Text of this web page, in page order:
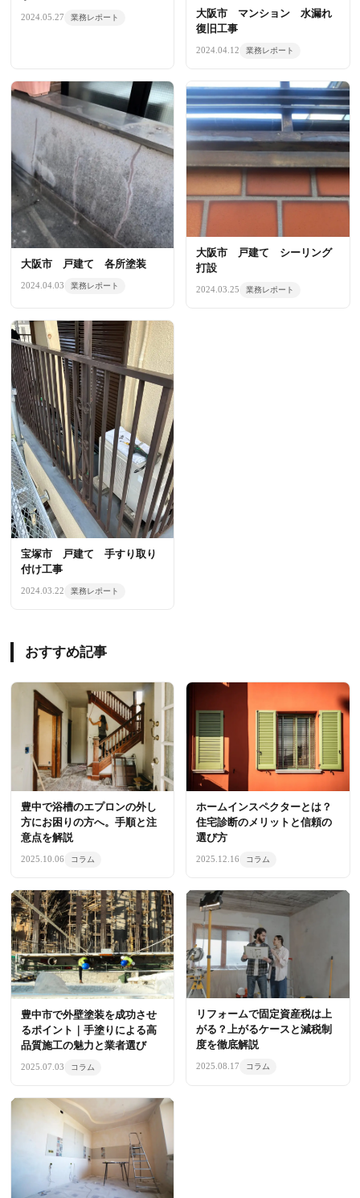
2024.05.27 業務レポート
大阪市 マンション 水漏れ
復旧工事
2024.04.12 業務レポート
大阪市 戸建て 各所塗装
2024.04.03 業務レポート
大阪市 戸建て シーリング
打設
2024.03.25 業務レポート
宝塚市 戸建て 手すり取り
付け工事
2024.03.22 業務レポート
おすすめ記事
豊中で浴槽のエプロンの外し
方にお困りの方へ。手順と注
意点を解説
2025.10.06 コラム
ホームインスペクターとは？
住宅診断のメリットと信頼の
選び方
2025.12.16 コラム
豊中市で外壁塗装を成功させ
るポイント｜手塗りによる高
品質施工の魅力と業者選び
2025.07.03 コラム
リフォームで固定資産税は上
がる？上がるケースと減税制
度を徹底解説
2025.08.17 コラム